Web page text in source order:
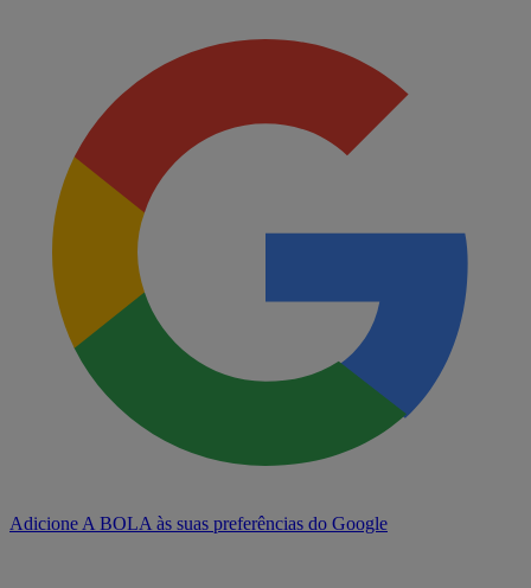
Adicione A BOLA às suas preferências do Google